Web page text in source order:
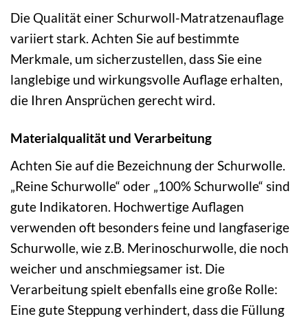
Die Qualität einer Schurwoll-Matratzenauflage
variiert stark. Achten Sie auf bestimmte
Merkmale, um sicherzustellen, dass Sie eine
langlebige und wirkungsvolle Auflage erhalten,
die Ihren Ansprüchen gerecht wird.
Materialqualität und Verarbeitung
Achten Sie auf die Bezeichnung der Schurwolle.
„Reine Schurwolle“ oder „100% Schurwolle“ sind
gute Indikatoren. Hochwertige Auflagen
verwenden oft besonders feine und langfaserige
Schurwolle, wie z.B. Merinoschurwolle, die noch
weicher und anschmiegsamer ist. Die
Verarbeitung spielt ebenfalls eine große Rolle:
Eine gute Steppung verhindert, dass die Füllung